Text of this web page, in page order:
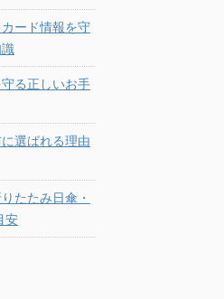
ード情報を守
る正しいお手
選ばれる理由
たたみ日傘・
安